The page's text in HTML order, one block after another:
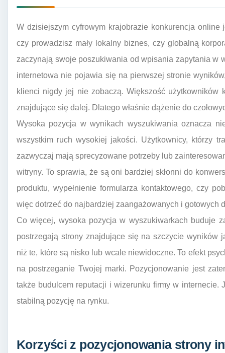
W dzisiejszym cyfrowym krajobrazie konkurencja
czy prowadzisz mały lokalny biznes, czy globalną
zaczynają swoje poszukiwania od wpisania zapytania w
internetowa nie pojawia się na pierwszej stronie
klienci nigdy jej nie zobaczą. Większość
znajdujące się dalej. Dlatego właśnie dążenie do
Wysoka pozycja w wynikach wyszukiwania oznacza
wszystkim ruch wysokiej jakości. Użytkownicy, którzy
zazwyczaj mają sprecyzowane potrzeby lub
witryny. To sprawia, że są oni bardziej skłonni do
produktu, wypełnienie formularza kontaktowego, czy
więc dotrzeć do najbardziej zaangażowanych i gotowych
Co więcej, wysoka pozycja w wyszukiwarkach buduje
postrzegają strony znajdujące się na szczycie wyników
niż te, które są nisko lub wcale niewidoczne. To efekt
na postrzeganie Twojej marki. Pozycjonowanie jest
także budulcem reputacji i wizerunku firmy w internecie.
stabilną pozycję na rynku.
Korzyści z pozycjonowania strony